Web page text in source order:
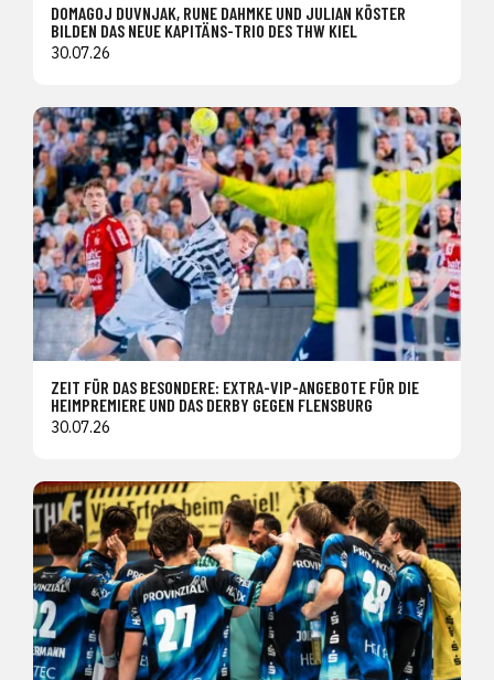
DOMAGOJ DUVNJAK, RUNE DAHMKE UND JULIAN KÖSTER
BILDEN DAS NEUE KAPITÄNS-TRIO DES THW KIEL
30.07.26
ZEIT FÜR DAS BESONDERE: EXTRA-VIP-ANGEBOTE FÜR DIE
HEIMPREMIERE UND DAS DERBY GEGEN FLENSBURG
30.07.26